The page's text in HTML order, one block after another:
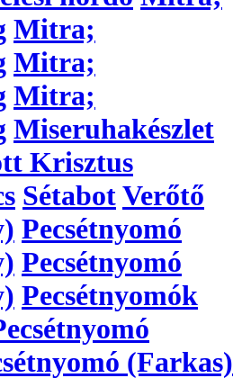
Mitra;
Mitra;
Mitra;
Miseruhakészlet
Krisztus
SétabotVerőtő
Pecsétnyomó
Pecsétnyomó
Pecsétnyomók
(Farkas)